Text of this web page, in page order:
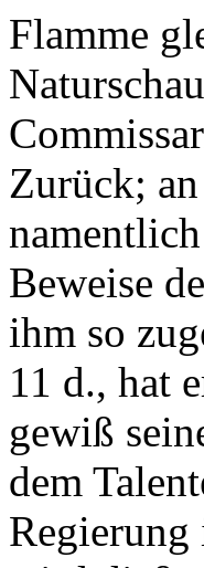
Flamme
Zurück;
Beweise
ihm so
11 d., hat
gewiß
dem
Regierung